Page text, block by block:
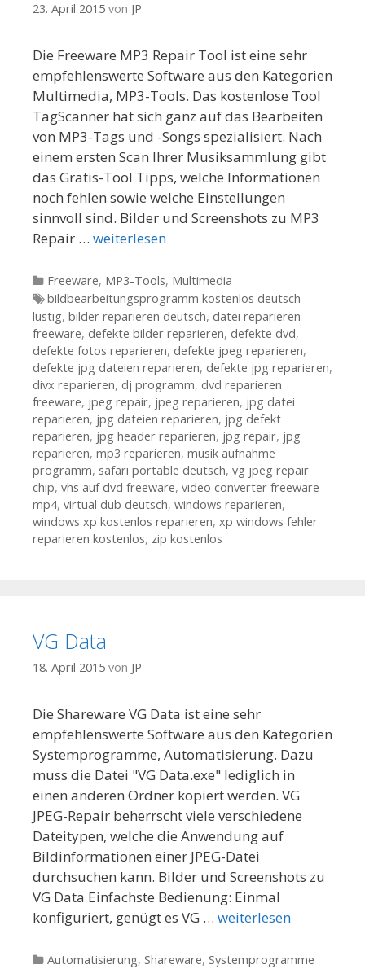
23. April 2015 von JP
Die Freeware MP3 Repair Tool ist eine sehr
empfehlenswerte Software aus den Kategorien
Multimedia, MP3-Tools. Das kostenlose Tool
TagScanner hat sich ganz auf das Bearbeiten
von MP3-Tags und -Songs spezialisiert. Nach
einem ersten Scan Ihrer Musiksammlung gibt
das Gratis-Tool Tipps, welche Informationen
noch fehlen sowie welche Einstellungen
sinnvoll sind. Bilder und Screenshots zu MP3
Repair … weiterlesen
Kategorien
Freeware, MP3-Tools, Multimedia
Tags
bildbearbeitungsprogramm kostenlos deutsch
lustig, bilder reparieren deutsch, datei reparieren
freeware, defekte bilder reparieren, defekte dvd,
defekte fotos reparieren, defekte jpeg reparieren,
defekte jpg dateien reparieren, defekte jpg reparieren,
divx reparieren, dj programm, dvd reparieren
freeware, jpeg repair, jpeg reparieren, jpg datei
reparieren, jpg dateien reparieren, jpg defekt
reparieren, jpg header reparieren, jpg repair, jpg
reparieren, mp3 reparieren, musik aufnahme
programm, safari portable deutsch, vg jpeg repair
chip, vhs auf dvd freeware, video converter freeware
mp4, virtual dub deutsch, windows reparieren,
windows xp kostenlos reparieren, xp windows fehler
reparieren kostenlos, zip kostenlos
VG Data
18. April 2015 von JP
Die Shareware VG Data ist eine sehr
empfehlenswerte Software aus den Kategorien
Systemprogramme, Automatisierung. Dazu
muss die Datei "VG Data.exe" lediglich in
einen anderen Ordner kopiert werden. VG
JPEG-Repair beherrscht viele verschiedene
Dateitypen, welche die Anwendung auf
Bildinformationen einer JPEG-Datei
durchsuchen kann. Bilder und Screenshots zu
VG Data Einfachste Bedienung: Einmal
konfiguriert, genügt es VG … weiterlesen
Kategorien
Automatisierung, Shareware, Systemprogramme